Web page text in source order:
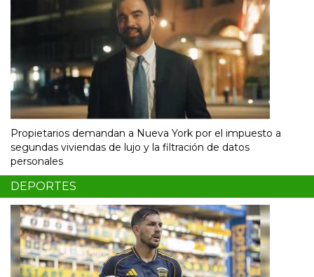
Propietarios demandan a Nueva York por el impuesto a
segundas viviendas de lujo y la filtración de datos
personales
DEPORTES